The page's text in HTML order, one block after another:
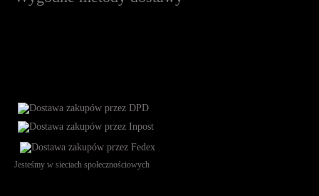
Jesteśmy w sieciach społecznościowych